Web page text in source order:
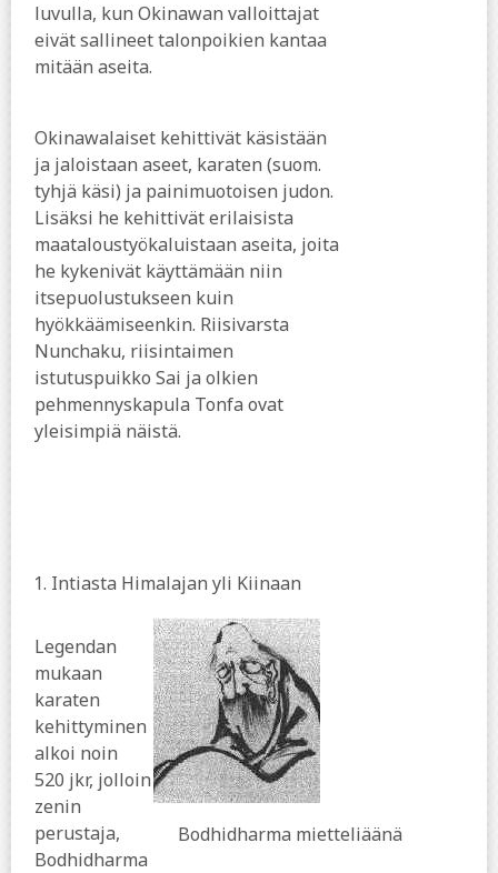
luvulla, kun Okinawan valloittajat
eivät sallineet talonpoikien kantaa
mitään aseita.
Okinawalaiset kehittivät käsistään
ja jaloistaan aseet, karaten (suom.
tyhjä käsi) ja painimuotoisen judon.
Lisäksi he kehittivät erilaisista
maataloustyökaluistaan aseita, joita
he kykenivät käyttämään niin
itsepuolustukseen kuin
hyökkäämiseenkin. Riisivarsta
Nunchaku, riisintaimen
istutuspuikko Sai ja olkien
pehmennyskapula Tonfa ovat
yleisimpiä näistä.
1. Intiasta Himalajan yli Kiinaan
Bodhidharma mietteliäänä
Legendan
mukaan
karaten
kehittyminen
alkoi noin
520 jkr, jolloin
zenin
perustaja,
Bodhidharma